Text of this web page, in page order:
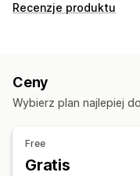
Recenzje produktu
Liczba gwiazdek
Układ siatki Strona
Fragmenty rozszerzone
Ceny
Wybierz plan najlepiej
Free
Gratis